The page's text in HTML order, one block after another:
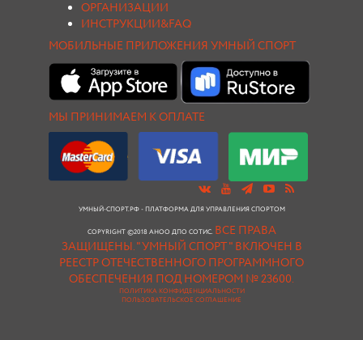
ОРГАНИЗАЦИИ
ИНСТРУКЦИИ&FAQ
МОБИЛЬНЫЕ ПРИЛОЖЕНИЯ УМНЫЙ СПОРТ
МЫ ПРИНИМАЕМ К ОПЛАТЕ
УМНЫЙ-СПОРТ.РФ - ПЛАТФОРМА ДЛЯ УПРАВЛЕНИЯ СПОРТОМ
COPYRIGHT ©2018 АНОО ДПО СОТИС. ВСЕ ПРАВА
ЗАЩИЩЕНЫ."УМНЫЙ СПОРТ " ВКЛЮЧЕН В
РЕЕСТР ОТЕЧЕСТВЕННОГО ПРОГРАММНОГО
ОБЕСПЕЧЕНИЯ ПОД НОМЕРОМ № 23600.
ПОЛИТИКА КОНФИДЕНЦИАЛЬНОСТИ
ПОЛЬЗОВАТЕЛЬСКОЕ СОГЛАШЕНИЕ